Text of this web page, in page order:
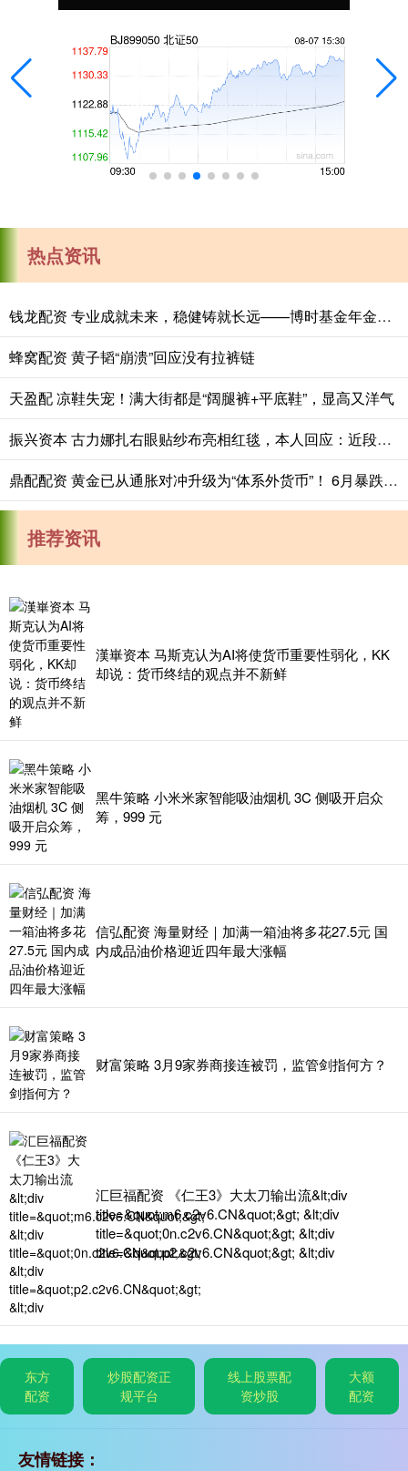
热点资讯
钱龙配资 专业成就未来，稳健铸就长远——博时基金年金业务高质量发展纪实
蜂窝配资 黄子韬“崩溃”回应没有拉裤链
天盈配 凉鞋失宠！满大街都是“阔腿裤+平底鞋”，显高又洋气
振兴资本 古力娜扎右眼贴纱布亮相红毯，本人回应：近段时间工作强度太大，免疫力下降，眼睛里长了东西
鼎配配资 黄金已从通胀对冲升级为“体系外货币”！ 6月暴跌12%后3983成中期观察位
推荐资讯
漢崋资本 马斯克认为AI将使货币重要性弱化，KK
却说：货币终结的观点并不新鲜
黑牛策略 小米米家智能吸油烟机 3C 侧吸开启众
筹，999 元
信弘配资 海量财经｜加满一箱油将多花27.5元 国
内成品油价格迎近四年最大涨幅
财富策略 3月9家券商接连被罚，监管剑指何方？
汇巨福配资 《仁王3》大太刀输出流&lt;div
title=&quot;m6.c2v6.CN&quot;&gt; &lt;div
title=&quot;0n.c2v6.CN&quot;&gt; &lt;div
title=&quot;p2.c2v6.CN&quot;&gt; &lt;div
东方
配资
炒股配资正
规平台
线上股票配
资炒股
大额
配资
友情链接：